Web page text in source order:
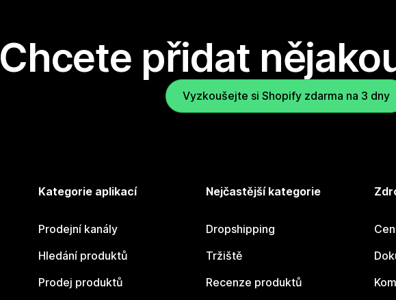
Chcete přidat
Vyzkoušejte si Shopify zdarma na 3 dny
Kategorie aplikací
Prodejní kanály
Hledání produktů
Prodej produktů
Nejčastější kategorie
Dropshipping
Tržiště
Recenze produktů